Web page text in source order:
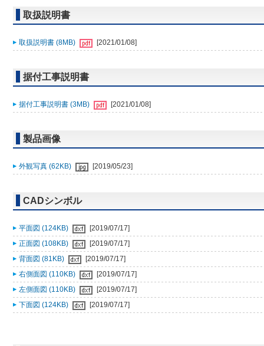
取扱説明書
取扱説明書 (8MB) [2021/01/08]
据付工事説明書
据付工事説明書 (3MB) [2021/01/08]
製品画像
外観写真 (62KB) [2019/05/23]
CADシンボル
平面図 (124KB)
[2019/07/17]
正面図 (108KB)
[2019/07/17]
背面図 (81KB)
[2019/07/17]
右側面図 (110KB)
[2019/07/17]
左側面図 (110KB)
[2019/07/17]
下面図 (124KB)
[2019/07/17]